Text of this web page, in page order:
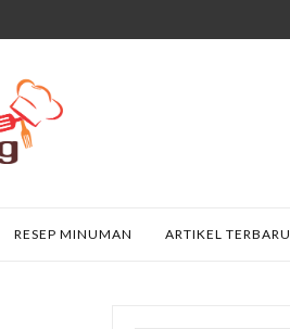
RESEP MINUMAN ARTIKEL TERBARU